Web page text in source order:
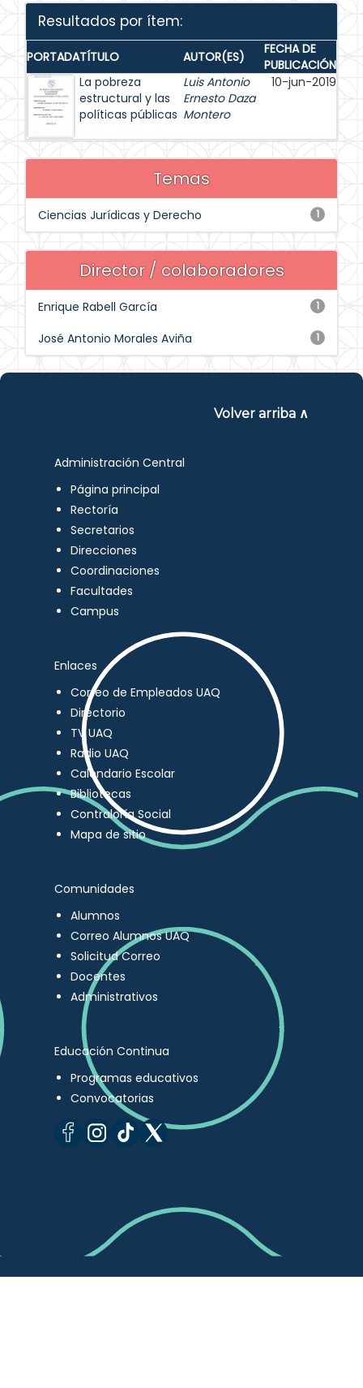
Resultados por ítem:
PORTADATÍTULO AUTOR(ES)
FECHA DE
PUBLICACIÓN
La pobreza
estructural y las
políticas públicas
Luis Antonio
Ernesto Daza
Montero
10-jun-2019
Temas
1
Ciencias Jurídicas y Derecho
Director / colaboradores
1
Enrique Rabell García
1
José Antonio Morales Aviña
Volver arriba ∧
Administración Central
Página principal
Rectoría
Secretarios
Direcciones
Coordinaciones
Facultades
Campus
Enlaces
Correo de Empleados UAQ
Directorio
TV UAQ
Radio UAQ
Calendario Escolar
Bibliotecas
Contraloría Social
Mapa de sitio
Comunidades
Alumnos
Correo Alumnos UAQ
Solicitud Correo
Docentes
Administrativos
Educación Continua
Programas educativos
Convocatorias